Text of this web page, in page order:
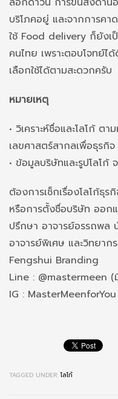
บริโภคอยู่ และจากการค
ใช้ Food delivery ก็ยัง
คนไทย เพราะตอบโจทย์ไ
เลือกใช้ได้ตามสะดวกครับ
หมายเหตุ
• วิเคราะห์ชื่อและโลโก้ ต
เลขศาสตร์สากลเพื่อธุรกิ
• ข้อมูลบริษัทและรูปโลโก้
ต้องการเช็กเรื่องโลโก้ธุร
หรือการตั้งชื่อบริษัท ออก
ปรึกษา อาจารย์อรรถพ
อาจารย์พิเศษ และวิทยาก
Fengshui Branding
Line : @mastermeen (
IG : MasterMeenforYou
TAGGED UNDER: โลโก้